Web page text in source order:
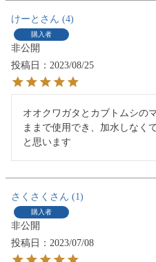
けーと 4
購入者
非公開
投稿日
2023/08/25
オオクワガタとカブトムシの
ままで使用でき、加水しなく
と思います
さくさく 1
購入者
非公開
投稿日
2023/07/08